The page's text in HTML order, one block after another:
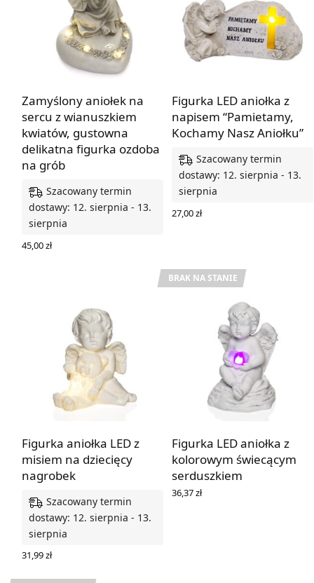
Zamyślony aniołek na
sercu z wianuszkiem
kwiatów, gustowna
delikatna figurka ozdoba
na grób
Szacowany termin
dostawy: 12. sierpnia - 13.
sierpnia
45,00zł
Figurka LED aniołka z
napisem “Pamietamy,
Kochamy Nasz Aniołku”
Szacowany termin
dostawy: 12. sierpnia - 13.
sierpnia
27,00zł
Figurka aniołka LED z
misiem na dziecięcy
nagrobek
Szacowany termin
dostawy: 12. sierpnia - 13.
sierpnia
31,99zł
BRAK NA STANIE
Figurka LED aniołka z
kolorowym świecącym
serduszkiem
36,37zł